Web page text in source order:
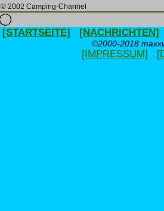
© 2002 Camping-Channel
[STARTSEITE] [NACHRICHTEN]
©2000-2018
[IMPRESSUM]